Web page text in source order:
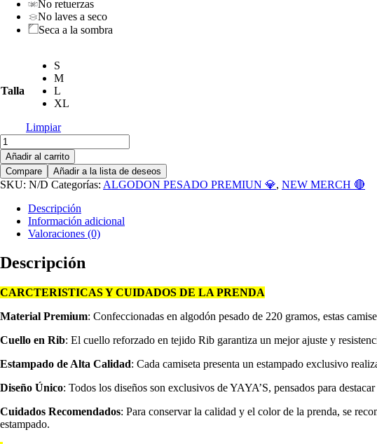
No retuerzas
No laves a seco
Seca a la sombra
Talla
S
M
L
XL
Limpiar
Camiseta
Oversize
Alto
Gramaje
220
Flames
cantidad
Añadir al carrito
Compare
Añadir a la lista de deseos
SKU: N/D Categorías: ALGODON PESADO PREMIUN 💎, NEW MERCH 🔴
Descripción
Información adicional
Valoraciones (0)
Descripción
CARCTERISTICAS Y CUIDADOS DE LA PRENDA
Material Premium: Confeccionadas en algodón pesado de 220 gramos, estas
Cuello en Rib: El cuello reforzado en tejido Rib garantiza un mejor ajuste y
Estampado de Alta Calidad: Cada camiseta presenta un estampado exclusivo
Diseño Único: Todos los diseños son exclusivos de YAYA’S, pensados para
Cuidados Recomendados: Para conservar la calidad y el color de la prenda, se
estampado.